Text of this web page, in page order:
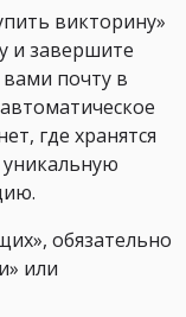
викторину»
и завершите
вами почту в
где хранятся
обязательно
или